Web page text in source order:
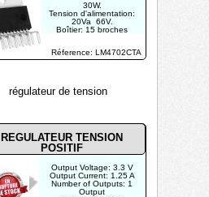
Output Voltage: 3.3 V
Output Current: 1.25 A
Number of Outputs: 1
Output
régulateur de tension
REGULATEUR TENSION
POSITIF
Réference: LM4702CTA
30W.
Tension d'alimentation:
20Va 66V.
Boîtier: 15 broches